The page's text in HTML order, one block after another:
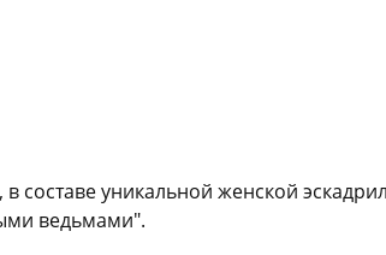
в составе уникальной женской
ведьмами".